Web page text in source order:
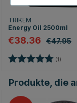
TRIKEM
Energy Oil 2500ml
€38.36 €47.95
Bewertung: (1)
Produkte, die